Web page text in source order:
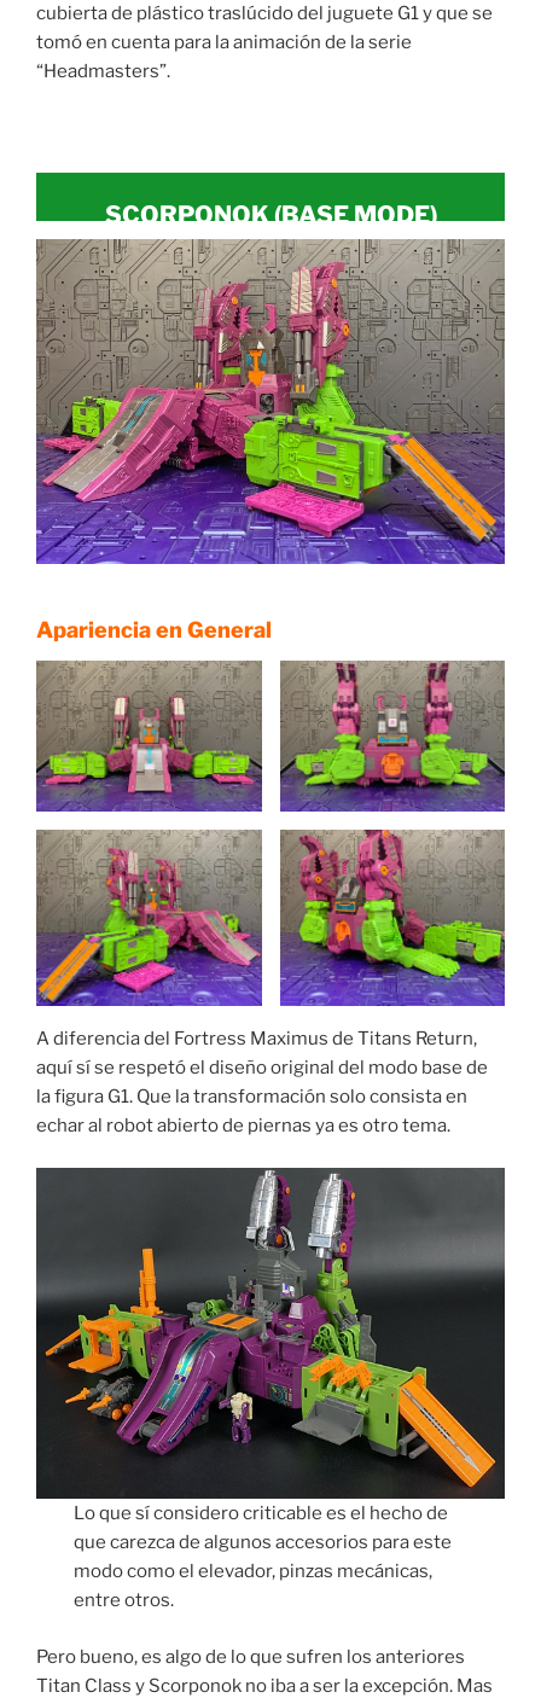
cubierta de plástico traslúcido del juguete G1 y que se
tomó en cuenta para la animación de la serie
“Headmasters”.
SCORPONOK (BASE MODE)
Apariencia en General
A diferencia del Fortress Maximus de Titans Return,
aquí sí se respetó el diseño original del modo base de
la figura G1. Que la transformación solo consista en
echar al robot abierto de piernas ya es otro tema.
Lo que sí considero criticable es el hecho de
que carezca de algunos accesorios para este
modo como el elevador, pinzas mecánicas,
entre otros.
Pero bueno, es algo de lo que sufren los anteriores
Titan Class y Scorponok no iba a ser la excepción. Mas